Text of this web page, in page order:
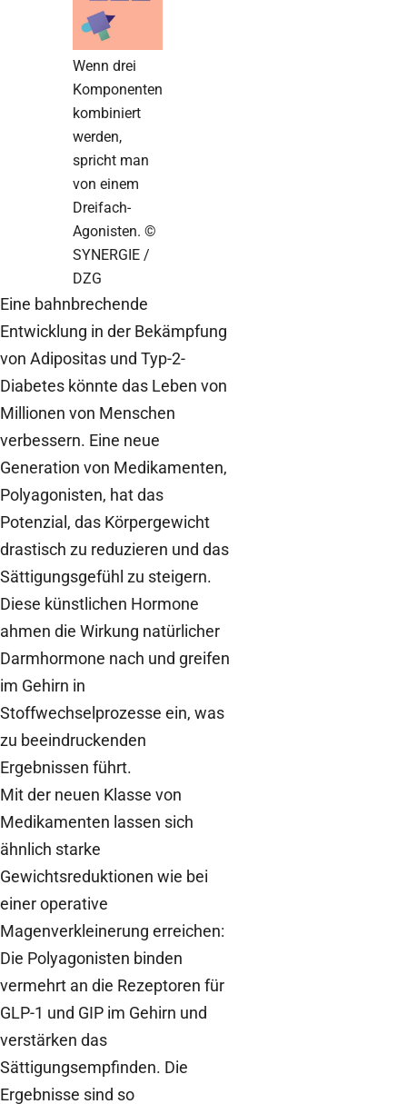
Wenn drei
Komponenten
kombiniert
werden,
spricht man
von einem
Dreifach-
Agonisten. ©
SYNERGIE /
DZG
Eine bahnbrechende
Entwicklung in der Bekämpfung
von Adipositas und Typ-2-
Diabetes könnte das Leben von
Millionen von Menschen
verbessern. Eine neue
Generation von Medikamenten,
Polyagonisten, hat das
Potenzial, das Körpergewicht
drastisch zu reduzieren und das
Sättigungsgefühl zu steigern.
Diese künstlichen Hormone
ahmen die Wirkung natürlicher
Darmhormone nach und greifen
im Gehirn in
Stoffwechselprozesse ein, was
zu beeindruckenden
Ergebnissen führt.
Mit der neuen Klasse von
Medikamenten lassen sich
ähnlich starke
Gewichtsreduktionen wie bei
einer operative
Magenverkleinerung erreichen:
Die Polyagonisten binden
vermehrt an die Rezeptoren für
GLP-1 und GIP im Gehirn und
verstärken das
Sättigungsempfinden. Die
Ergebnisse sind so